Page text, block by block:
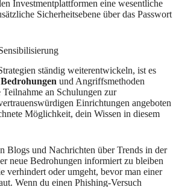
Investmentplattformen eine wesentliche
Sicherheitsebene über das Passwort
ständig weiterentwickeln, ist es
und Angriffsmethoden
an Schulungen zur
Einrichtungen angeboten
Möglichkeit, dein Wissen in diesem
Blogs und Nachrichten über Trends in der
neue Bedrohungen informiert zu bleiben
verhindert oder umgeht, bevor man einer
Wenn du einen Phishing-Versuch